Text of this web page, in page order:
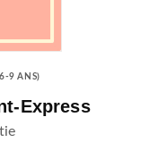
9 ANS)
Express